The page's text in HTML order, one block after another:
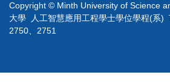
Copyright © Minth University of Science
大學 人工智慧應用工程學士學位學程(系)
2750、2751